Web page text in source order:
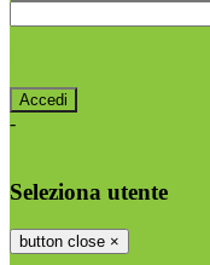
-
Seleziona utente
button close ×